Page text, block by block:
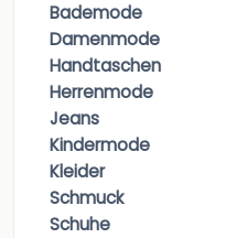
Bademode
Damenmode
Handtaschen
Herrenmode
Jeans
Kindermode
Kleider
Schmuck
Schuhe